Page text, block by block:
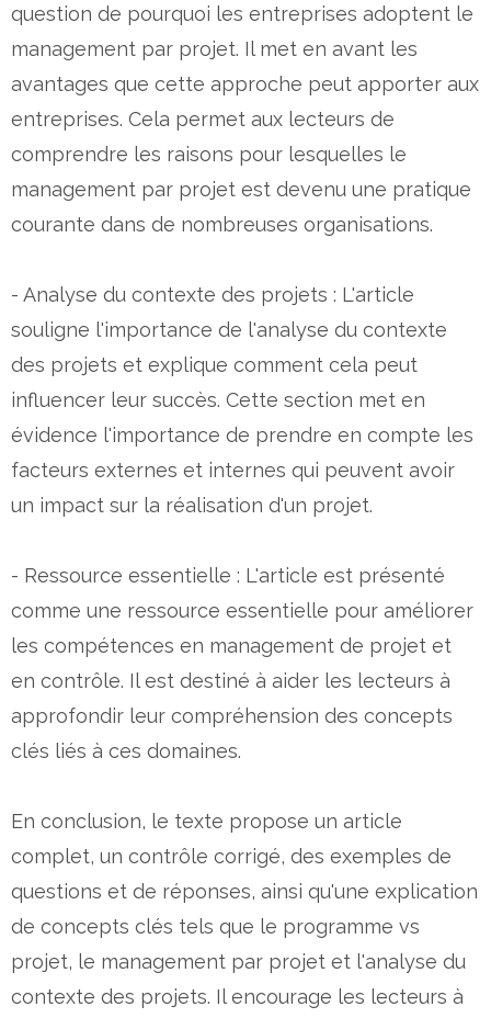
question de pourquoi les entreprises adoptent le
management par projet. Il met en avant les
avantages que cette approche peut apporter aux
entreprises. Cela permet aux lecteurs de
comprendre les raisons pour lesquelles le
management par projet est devenu une pratique
courante dans de nombreuses organisations.
- Analyse du contexte des projets : L'article
souligne l'importance de l'analyse du contexte
des projets et explique comment cela peut
influencer leur succès. Cette section met en
évidence l'importance de prendre en compte les
facteurs externes et internes qui peuvent avoir
un impact sur la réalisation d'un projet.
- Ressource essentielle : L'article est présenté
comme une ressource essentielle pour améliorer
les compétences en management de projet et
en contrôle. Il est destiné à aider les lecteurs à
approfondir leur compréhension des concepts
clés liés à ces domaines.
En conclusion, le texte propose un article
complet, un contrôle corrigé, des exemples de
questions et de réponses, ainsi qu'une explication
de concepts clés tels que le programme vs
projet, le management par projet et l'analyse du
contexte des projets. Il encourage les lecteurs à